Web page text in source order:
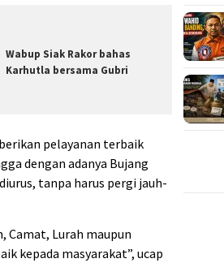
Wabup Siak Rakor bahas
Karhutla bersama Gubri
pelayanan terbaik
dengan adanya Bujang
tanpa harus pergi jauh-
Camat, Lurah maupun
kepada masyarakat”, ucap